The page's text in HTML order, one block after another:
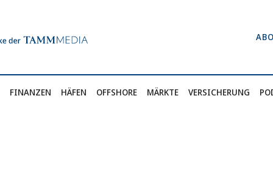
FINANZEN HÄFEN OFFSHORE MÄRKTE VERSICHERUNG